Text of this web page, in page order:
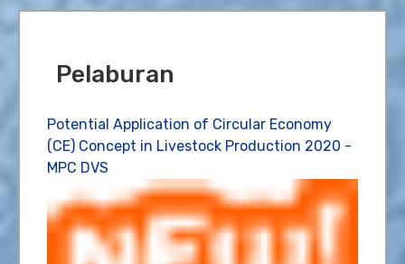
Pelaburan
Potential Application of Circular Economy
(CE) Concept in Livestock Production 2020 -
MPC DVS